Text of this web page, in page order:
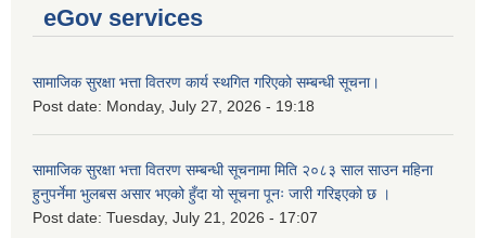
eGov services
सामाजिक सुरक्षा भत्ता वितरण कार्य स्थगित गरिएको सम्बन्धी सूचना।
Post date: Monday, July 27, 2026 - 19:18
सामाजिक सुरक्षा भत्ता वितरण सम्बन्धी सूचनामा मिति २०८३ साल साउन महिना
हुनुपर्नेमा भुलबस असार भएको हुँदा यो सूचना पूनः जारी गरिइएको छ ।
Post date: Tuesday, July 21, 2026 - 17:07